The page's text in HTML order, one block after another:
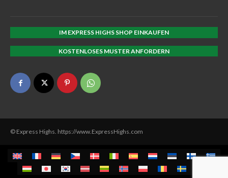
IM EXPRESS HIGHS SHOP EINKAUFEN
KOSTENLOSES MUSTER ANFORDERN
© Express Highs. https://www.ExpressHighs.com